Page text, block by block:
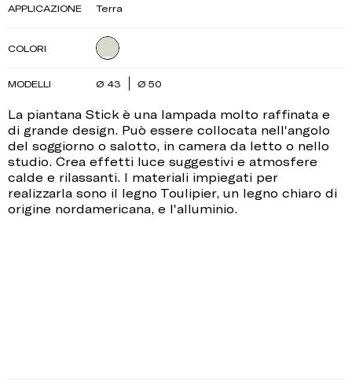
La piantana Stick è una lampada molto raffinata e
di grande design. Può essere collocata nell'angolo
del soggiorno o salotto, in camera da letto o nello
studio. Crea effetti luce suggestivi e atmosfere
calde e rilassanti. I materiali impiegati per
realizzarla sono il legno Toulipier, un legno chiaro di
origine nordamericana, e l'alluminio.
APPLICAZIONE Terra
COLORI
MODELLI Ø 43 Ø 50